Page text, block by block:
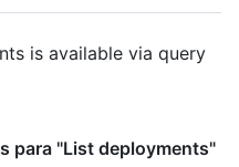
is available via query
para "List deployments"